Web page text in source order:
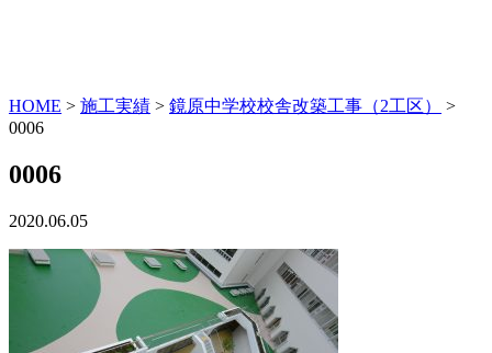
HOME > 施工実績 > 鏡原中学校校舎改築工事（2工区）
>
0006
0006
2020.06.05